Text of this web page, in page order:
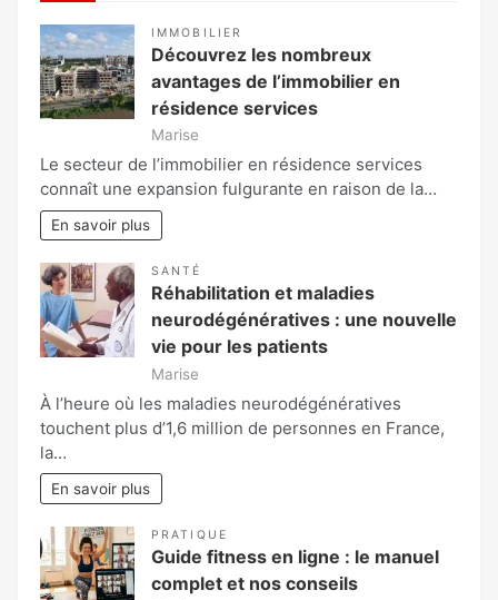
IMMOBILIER
Découvrez les nombreux
avantages de l’immobilier en
résidence services
Marise
Le secteur de l’immobilier en résidence services
connaît une expansion fulgurante en raison de la…
En savoir plus
SANTÉ
Réhabilitation et maladies
neurodégénératives : une nouvelle
vie pour les patients
Marise
À l’heure où les maladies neurodégénératives
touchent plus d’1,6 million de personnes en France,
la…
En savoir plus
PRATIQUE
Guide fitness en ligne : le manuel
complet et nos conseils